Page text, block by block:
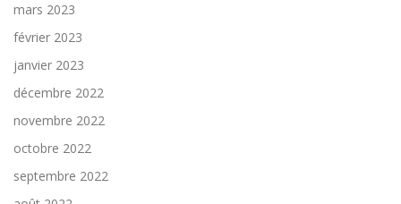
mars 2023
février 2023
janvier 2023
décembre 2022
novembre 2022
octobre 2022
septembre 2022